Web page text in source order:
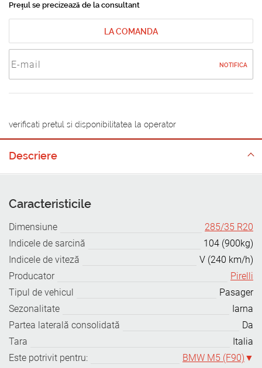
Prețul se precizează de la consultant
LA COMANDA
NOTIFICA
verificati pretul si disponibilitatea la operator
Descriere
Caracteristicile
Dimensiune
285/35 R20
Indicele de sarcină
104 (900kg)
Indicele de viteză
V (240 km/h)
Producator
Pirelli
Tipul de vehicul
Pasager
Sezonalitate
Iarna
Partea laterală consolidată
Da
Tara
Italia
Este potrivit pentru:
BMW M5 (F90)